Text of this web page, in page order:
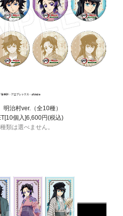
治村ver.（全10種）
個入]6,600円(税込)
類は選べません。